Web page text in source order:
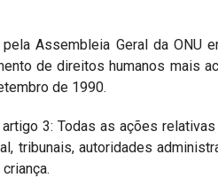
Assembleia Geral da ONU
de direitos humanos mais
de 1990.
3: Todas as ações
tribunais, autoridades